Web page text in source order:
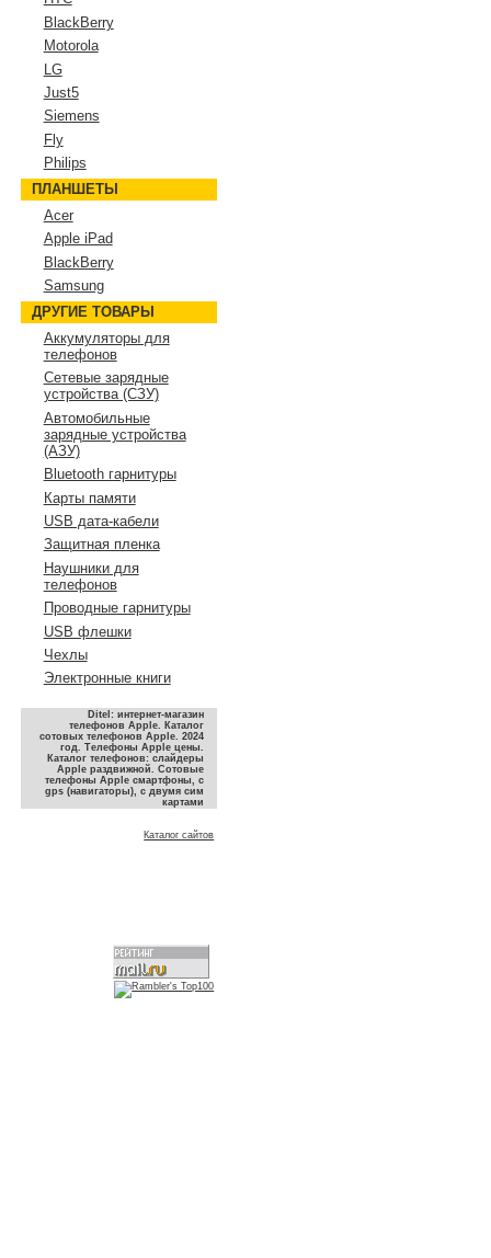
BlackBerry
Motorola
LG
Just5
Siemens
Fly
Philips
ПЛАНШЕТЫ
Acer
Apple iPad
BlackBerry
Samsung
ДРУГИЕ ТОВАРЫ
Аккумуляторы для
телефонов
Сетевые зарядные
устройства (СЗУ)
Автомобильные
зарядные устройства
(АЗУ)
Bluetooth гарнитуры
Карты памяти
USB дата-кабели
Защитная пленка
Наушники для
телефонов
Проводные гарнитуры
USB флешки
Чехлы
Электронные книги
Ditel: интернет-магазин
телефонов Apple. Каталог
сотовых телефонов Apple. 2024
год. Телефоны Apple цены.
Каталог телефонов: слайдеры
Apple раздвижной. Сотовые
телефоны Apple смартфоны, с
gps (навигаторы), с двумя сим
картами
Каталог сайтов